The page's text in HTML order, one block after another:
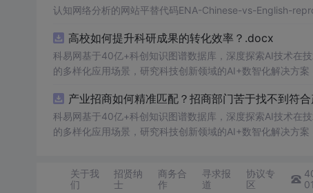
认知网络分析的网站平替代码ENA-Chinese-vs-English-
高校如何提升科研成果的转化效率？.docx
科易网基于40亿+科创知识图谱数据库，深度探索AI技术在
的多样化应用场景，研究科技创新领域的AI+数智化解决方案
产业招商如何精准匹配？招商部门苦于找不到符
科易网基于40亿+科创知识图谱数据库，深度探索AI技术在
的多样化应用场景，研究科技创新领域的AI+数智化解决方案
关于我
们
招贤纳
士
商务合
作
寻求报
道
协议专
区